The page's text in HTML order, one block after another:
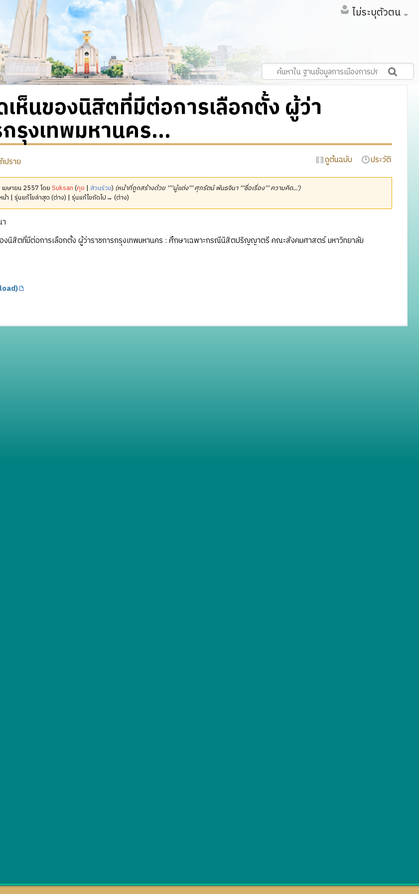
ไม่ระบุตัวตน
ห็นของนิสิตที่มีต่อการเลือกตั้ง ผู้ว่า
รุงเทพมหานคร...
ปราย ดูต้นฉบับ ประวัติ
มษายน 2557 โดยSuksan (คุย | ส่วนร่วม) (หน้าที่ถูกสร้างด้วย ''''ผู้แต่ง''' ศุภรัตน์ พันธจินา '''ชื่อเรื่อง''' ความคิด...')
า | รุ่นแก้ไขล่าสุด (ต่าง) | รุ่นแก้ไขถัดไป→ (ต่าง)
งนิสิตที่มีต่อการเลือกตั้ง ผู้ว่าราชการกรุงเทพมหานคร : ศึกษาเฉพาะกรณีนิสิตปริญญาตรี คณะสังคมศาสตร์ มหาวิทยาลัย